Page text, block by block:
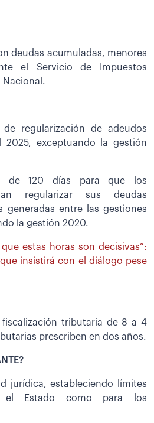
deudas acumuladas, menores
el Servicio de Impuestos
Nacional.
regularización de adeudos
exceptuando la gestión
de 120 días para que los
regularizar sus deudas
generadas entre las gestiones
la gestión 2020.
que estas horas son decisivas”:
insistirá con el diálogo pese
fiscalización tributaria de 8 a 4
prescriben en dos años.
jurídica, estableciendo límites
el Estado como para los